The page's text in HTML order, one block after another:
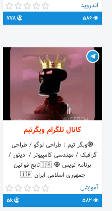
اندروید
کانال تلگرام ویگرتیم
🧿ویگر تیم : طراحی لوگو / طراحی
گرافیک / مهندسی کامپیوتر / ادیتور /
برنامه نویس 🧿 🇮🇷تابع قوانین
جمهوری اسلامي ايران 🇮🇷
@WigerTm_Org_bot : ارتباط با ما
دیگر چنل ها : ✍️ @Font_Wiger
youtube :
آموزشی
5k